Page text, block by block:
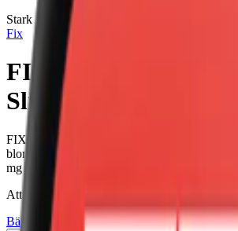
Stark
Fix
FIX Cherry Blossom
Slim
FIX Cherry Blossom #5 Stark med smak av
blommande körsbärsblommor är ett starkt vitt
mg nikotin per prilla.
Attribut
Bär
Slim StarkTorr PortionVitt snus